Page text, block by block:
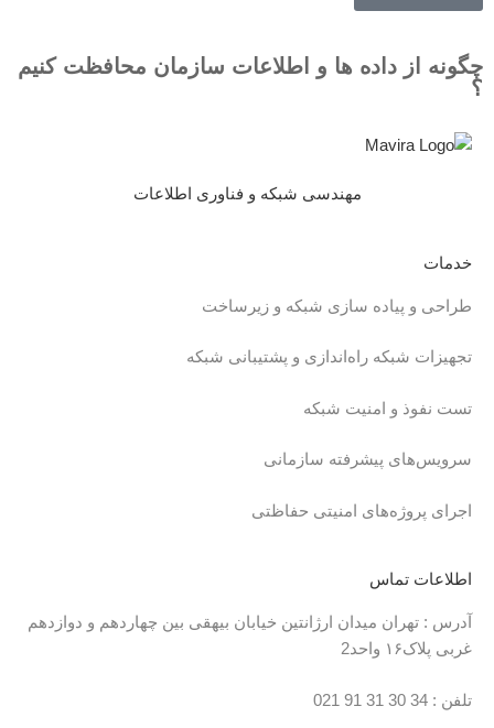
چگونه از داده ها و اطلاعات سازمان محافظت کنیم
؟
مهندسی شبکه و فناوری اطلاعات
خدمات
طراحی و پیاده سازی شبکه و زیرساخت
تجهیزات شبکه راه‌اندازی و پشتیبانی شبکه
تست نفوذ و امنیت شبکه
سرویس‌های پیشرفته سازمانی
اجرای پروژه‌های امنیتی حفاظتی
اطلاعات تماس
آدرس :
غربی پلاک۱۶ واحد2
تلفن : 34 30 31 91
021